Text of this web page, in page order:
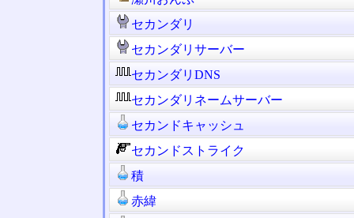
セカンダリ
セカンダリサーバー
セカンダリDNS
セカンダリネームサーバー
セカンドキャッシュ
セカンドストライク
積
赤緯